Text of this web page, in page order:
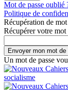
Mot de passe oublié
Politique de
Récupération de mot
Récupérer votre mot
Un mot de passe
socialisme